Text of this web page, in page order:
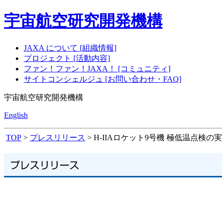
宇宙航空研究開発機構
JAXA について [組織情報]
プロジェクト [活動内容]
ファン！ファン！JAXA！ [コミュニティ]
サイトコンシェルジュ [お問い合わせ・FAQ]
宇宙航空研究開発機構
English
TOP > プレスリリース > H-IIAロケット9号機 極低温点検の